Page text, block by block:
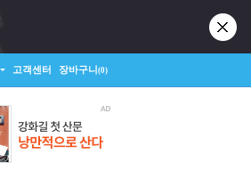
고객센터 장바구니(0)